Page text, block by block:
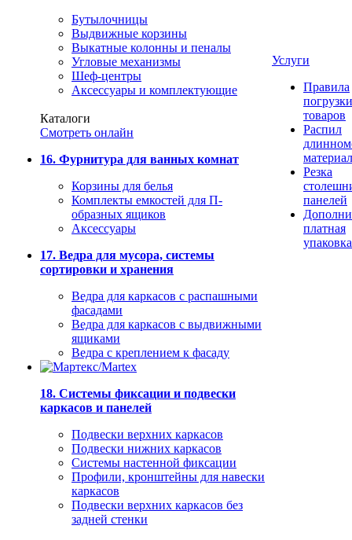
Бутылочницы
Выдвижные корзины
Выкатные колонны и пеналы
Угловые механизмы
Шеф-центры
Аксессуары и комплектующие
Каталоги
Смотреть онлайн
16. Фурнитура для ванных комнат
Корзины для белья
Комплекты емкостей для П-
образных ящиков
Аксессуары
17. Ведра для мусора, системы
сортировки и хранения
Ведра для каркасов с распашными
фасадами
Ведра для каркасов с выдвижными
ящиками
Ведра с креплением к фасаду
18. Системы фиксации и подвески
каркасов и панелей
Подвески верхних каркасов
Подвески нижних каркасов
Системы настенной фиксации
Профили, кронштейны для навески
каркасов
Подвески верхних каркасов без
задней стенки
Услуги
Правила
погрузки
товаров
Распил
Резка
панелей
платная
упаковка